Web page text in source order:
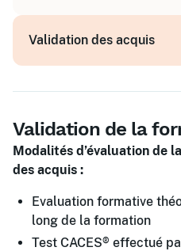
Risques et sanctions
substances
La stabilité des
Règles d'utilisation
Équipements de
La signalisation
Prise de poste,
essais
Validation des acquis
Validation de la
Modalités d’évaluation de
des acquis :
Evaluation formative
long de la formation
Test CACES® effectué